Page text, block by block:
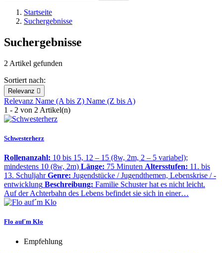
Startseite
Suchergebnisse
Suchergebnisse
2 Artikel gefunden
Sortiert nach:
Relevanz 
Relevanz Name (A bis Z) Name (Z bis A)
1 - 2 von 2 Artikel(n)
Schwesterherz
Rollenanzahl: 10 bis 15, 12 – 15 (8w, 2m, 2 – 5 variabel);
mindestens 10 (8w, 2m) Länge: 75 Minuten Altersstufen: 11. bis
13. Schuljahr Genre: Jugendstücke / Jugendthemen, Lebenskrise / -
entwicklung Beschreibung: Familie Schuster hat es nicht leicht.
Auf der Achterbahn des Lebens befindet sie sich in einer…
Flo auf´m Klo
Empfehlung